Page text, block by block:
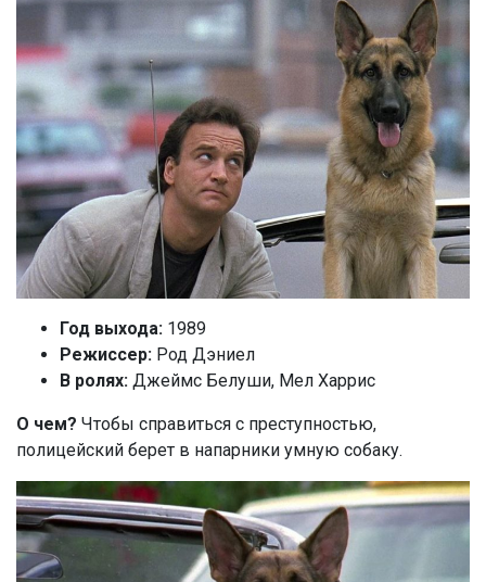
Год выхода: 1989
Режиссер: Род Дэниел
В ролях: Джеймс Белуши, Мел Харрис
О чем? Чтобы справиться с преступностью,
полицейский берет в напарники умную собаку.